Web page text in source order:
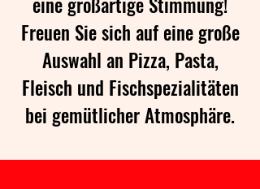
Freuen Sie sich auf eine große
Auswahl an Pizza, Pasta,
Fleisch und Fischspezialitäten
bei gemütlicher Atmosphäre.